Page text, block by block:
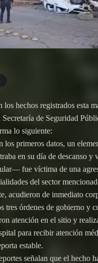
los hechos registrados esta
de Seguridad
lo siguiente:
los primeros datos, un
en su día de descanso y
fue víctima de una
del sector
acudieron de inmediato
tres órdenes de gobierno y
atención en el sitio y
para recibir atención
estable.
señalan que el hecho